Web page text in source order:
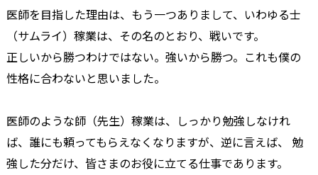
医師を目指した理由は、もう一つありまして、いわゆる士
（サムライ）稼業は、その名のとおり、戦いです。
正しいから勝つわけではない。強いから勝つ。これも僕の
性格に合わないと思いました。
医師のような師（先生）稼業は、しっかり勉強しなけれ
ば、誰にも頼ってもらえなくなりますが、逆に言えば、 勉
強した分だけ、皆さまのお役に立てる仕事であります。